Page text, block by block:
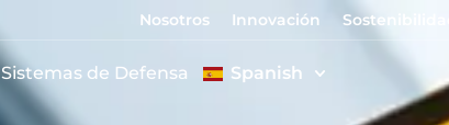
Nosotros Innovación Sostenibilidad
Sistemas de Defensa Spanish